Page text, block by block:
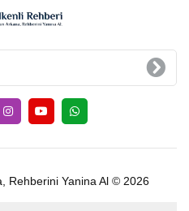
Rehberini Yanina Al © 2026